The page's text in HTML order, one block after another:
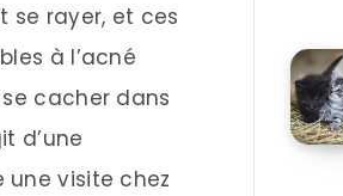
se rayer, et ces
à l’acné
cacher dans
d’une
visite chez